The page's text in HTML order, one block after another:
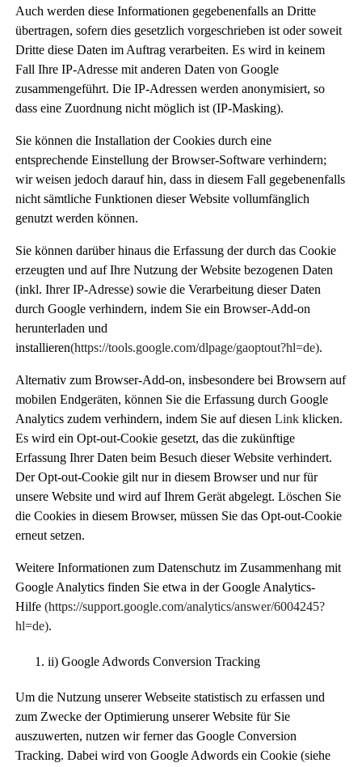
Auch werden diese Informationen gegebenenfalls an Dritte
übertragen, sofern dies gesetzlich vorgeschrieben ist oder soweit
Dritte diese Daten im Auftrag verarbeiten. Es wird in keinem
Fall Ihre IP-Adresse mit anderen Daten von Google
zusammengeführt. Die IP-Adressen werden anonymisiert, so
dass eine Zuordnung nicht möglich ist (IP-Masking).
Sie können die Installation der Cookies durch eine
entsprechende Einstellung der Browser-Software verhindern;
wir weisen jedoch darauf hin, dass in diesem Fall gegebenenfalls
nicht sämtliche Funktionen dieser Website vollumfänglich
genutzt werden können.
Sie können darüber hinaus die Erfassung der durch das Cookie
erzeugten und auf Ihre Nutzung der Website bezogenen Daten
(inkl. Ihrer IP-Adresse) sowie die Verarbeitung dieser Daten
durch Google verhindern, indem Sie einBrowser-Add-on
herunterladen und
installieren(https://tools.google.com/dlpage/gaoptout?hl=de).
Alternativ zum Browser-Add-on, insbesondere bei Browsern auf
mobilen Endgeräten, können Sie die Erfassung durch Google
Analytics zudem verhindern, indem Sie auf diesenLink klicken.
Es wird ein Opt-out-Cookie gesetzt, das die zukünftige
Erfassung Ihrer Daten beim Besuch dieser Website verhindert.
Der Opt-out-Cookie gilt nur in diesem Browser und nur für
unsere Website und wird auf Ihrem Gerät abgelegt. Löschen Sie
die Cookies in diesem Browser, müssen Sie das Opt-out-Cookie
erneut setzen.
Weitere Informationen zum Datenschutz im Zusammenhang mit
Google Analytics finden Sie etwa in derGoogle Analytics-
Hilfe (https://support.google.com/analytics/answer/6004245?
hl=de).
ii) Google Adwords Conversion Tracking
Um die Nutzung unserer Webseite statistisch zu erfassen und
zum Zwecke der Optimierung unserer Website für Sie
auszuwerten, nutzen wir ferner das Google Conversion
Tracking. Dabei wird von Google Adwords ein Cookie (siehe